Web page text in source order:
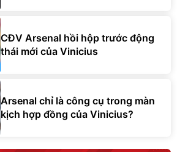
CĐV Arsenal hồi hộp trước động
thái mới của Vinicius
Arsenal chỉ là công cụ trong màn
kịch hợp đồng của Vinicius?